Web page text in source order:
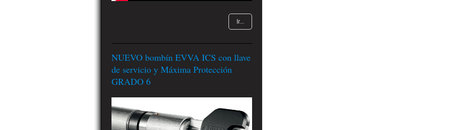
Ir...
NUEVO bombín EVVA ICS con llave
de servicio y Máxima Protección
GRADO 6